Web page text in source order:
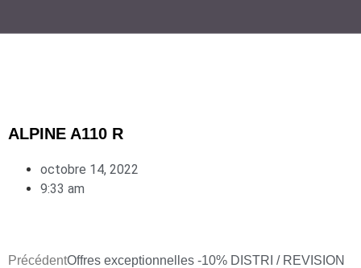
ALPINE A110 R
octobre 14, 2022
9:33 am
PrécédentOffres exceptionnelles -10% DISTRI / REVISION